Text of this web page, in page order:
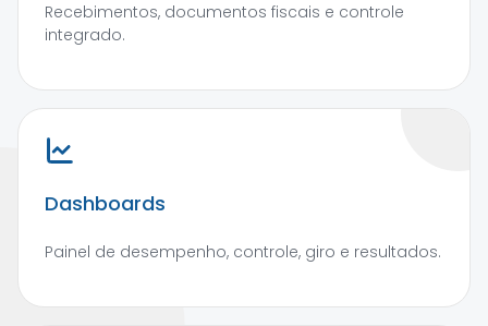
Recebimentos, documentos fiscais e controle
integrado.
Dashboards
Painel de desempenho, controle, giro e resultados.